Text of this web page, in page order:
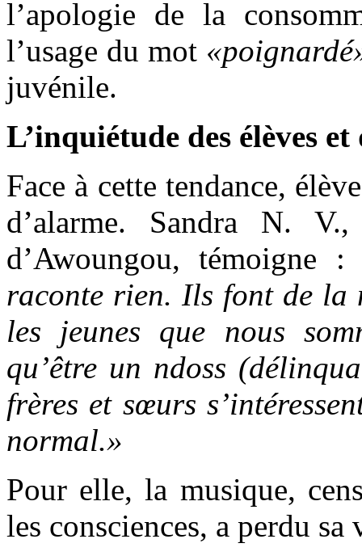
l’apologie de la
l’usage du mot
juvénile.
L’inquiétude des élèves
Face à cette tendance,
d’alarme. Sandra N.
d’Awoungou, témoigne
raconte rien. Ils font de la
les jeunes que nous
qu’être un ndoss
frères et sœurs
normal.»
Pour elle, la musique,
les consciences, a perdu